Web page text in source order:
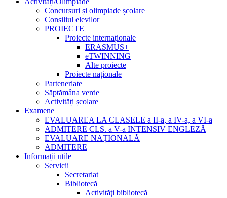
Concursuri și olimpiade școlare
Consiliul elevilor
PROIECTE
Proiecte internaționale
ERASMUS+
eTWINNING
Alte proiecte
Proiecte naționale
Parteneriate
Săptămâna verde
Activități școlare
Examene
EVALUAREA LA CLASELE a II-a, a IV-a, a VI-a
ADMITERE CLS. a V-a INTENSIV ENGLEZĂ
EVALUARE NAȚIONALĂ
ADMITERE
Informații utile
Servicii
Secretariat
Bibliotecă
Activităţi bibliotecă